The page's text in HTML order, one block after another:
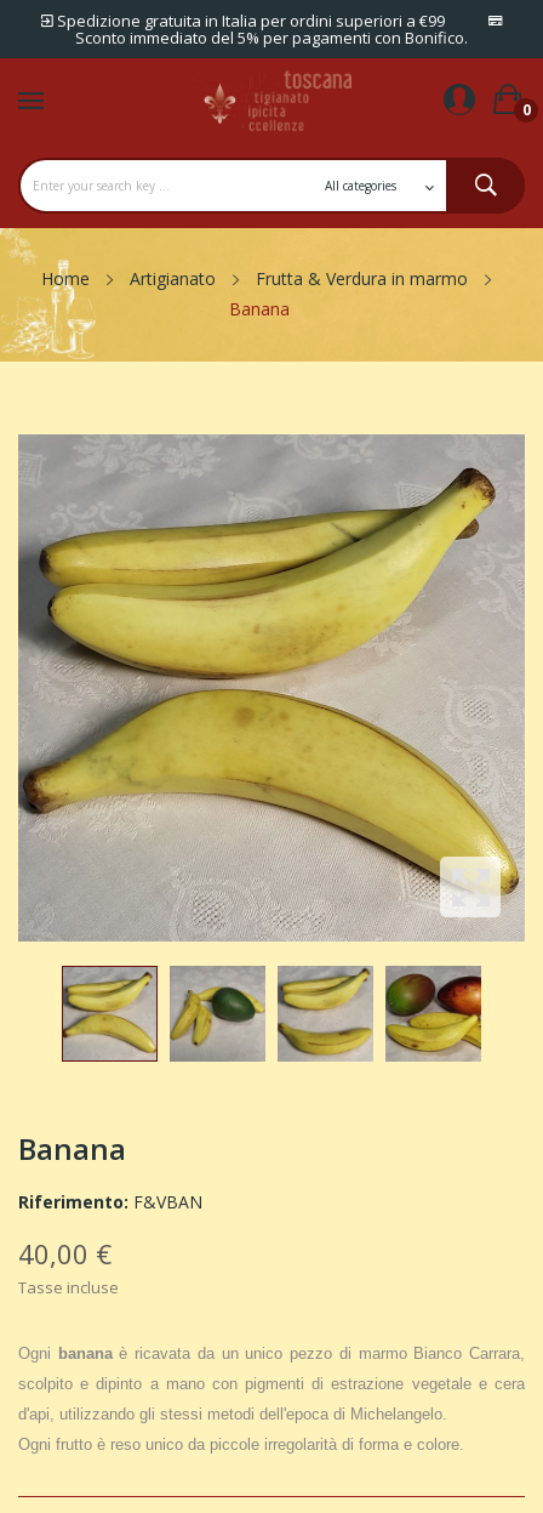
Spedizione gratuita in Italia per ordini superiori a €99
Sconto immediato del 5% per pagamenti con Bonifico.
0
Home Artigianato
Frutta & Verdura in marmo
Banana
Banana
Riferimento: F&VBAN
40,00 €
Tasse incluse
Ogni bananaè ricavata da un unico pezzo di marmo Bianco Carrara,
scolpito e dipinto a mano con pigmenti di estrazione vegetale e cera
d'api, utilizzando gli stessi metodi dell'epoca di Michelangelo.
Ogni frutto è reso unico da piccole irregolarità di forma e colore.